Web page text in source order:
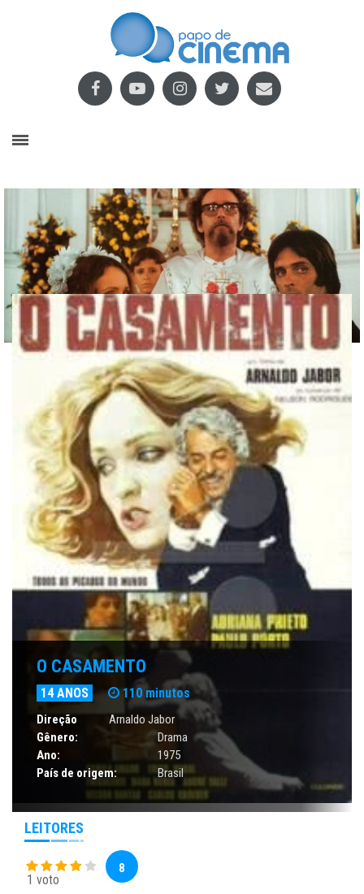
O CASAMENTO
14 ANOS 110 minutos
Direção
Arnaldo Jabor
Gênero:
Drama
Ano:
1975
País de origem:
Brasil
LEITORES
1 voto
8